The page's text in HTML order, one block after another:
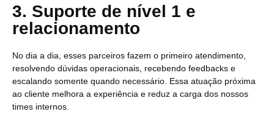
3. Suporte de nível 1 e
relacionamento
No dia a dia, esses parceiros fazem o primeiro atendimento,
resolvendo dúvidas operacionais, recebendo feedbacks e
escalando somente quando necessário. Essa atuação próxima
ao cliente melhora a experiência e reduz a carga dos nossos
times internos.